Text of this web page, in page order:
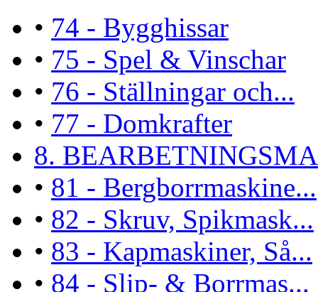
• 74 - Bygghissar
• 75 - Spel & Vinschar
• 76 - Ställningar och...
• 77 - Domkrafter
8.
• 81 - Bergborrmaskine...
• 82 - Skruv, Spikmask...
• 83 - Kapmaskiner, Så...
• 84 - Slip- & Borrmas...